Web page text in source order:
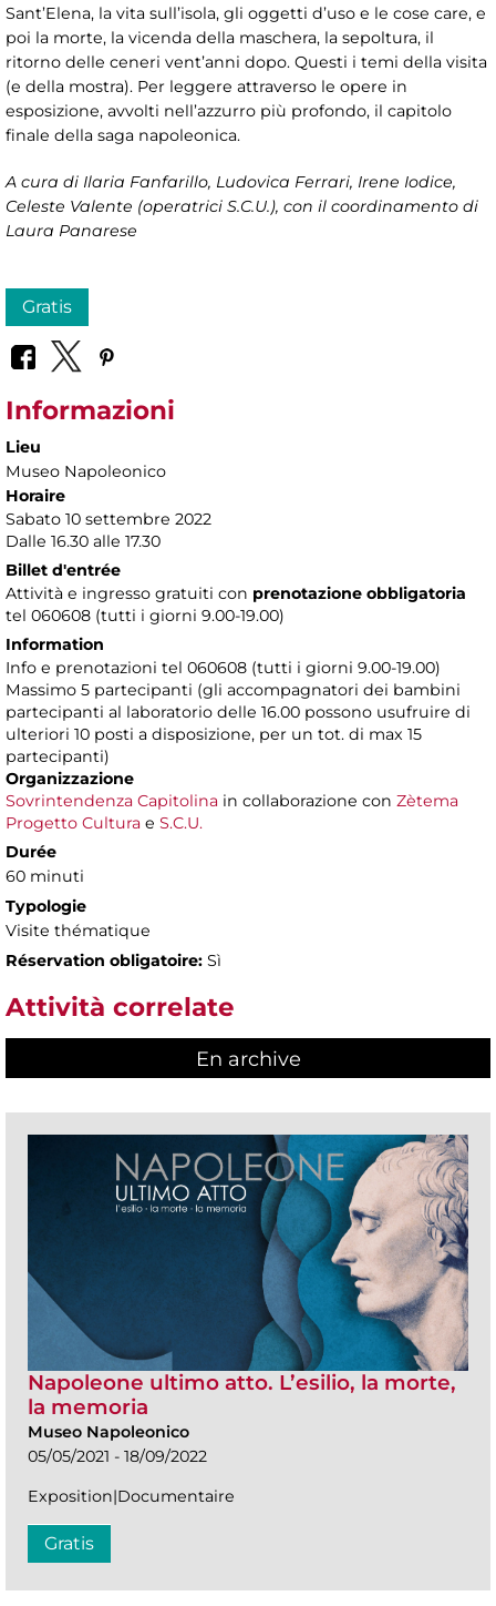
Sant’Elena, la vita sull’isola, gli oggetti d’uso e le cose care, e
poi la morte, la vicenda della maschera, la sepoltura, il
ritorno delle ceneri vent’anni dopo. Questi i temi della visita
(e della mostra). Per leggere attraverso le opere in
esposizione, avvolti nell’azzurro più profondo, il capitolo
finale della saga napoleonica.
A cura di Ilaria Fanfarillo, Ludovica Ferrari, Irene Iodice,
Celeste Valente (operatrici S.C.U.), con il coordinamento di
Laura Panarese
Gratis
Informazioni
Lieu
Museo Napoleonico
Horaire
Sabato 10 settembre 2022
Dalle 16.30 alle 17.30
Billet d'entrée
Attività e ingresso gratuiti con prenotazione obbligatoria
tel 060608 (tutti i giorni 9.00-19.00)
Information
Info e prenotazioni tel 060608 (tutti i giorni 9.00-19.00)
Massimo 5 partecipanti (gli accompagnatori dei bambini
partecipanti al laboratorio delle 16.00 possono usufruire di
ulteriori 10 posti a disposizione, per un tot. di max 15
partecipanti)
Organizzazione
Sovrintendenza Capitolina in collaborazione con Zètema
Progetto Cultura e S.C.U.
Durée
60 minuti
Typologie
Visite thématique
Réservation obligatoire: Sì
Attività correlate
En archive
Napoleone ultimo atto. L’esilio, la morte,
la memoria
Museo Napoleonico
05/05/2021 - 18/09/2022
Exposition|Documentaire
Gratis